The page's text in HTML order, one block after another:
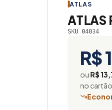
ATLAS
ATLAS
SKU 04034
R$
ou R$
no